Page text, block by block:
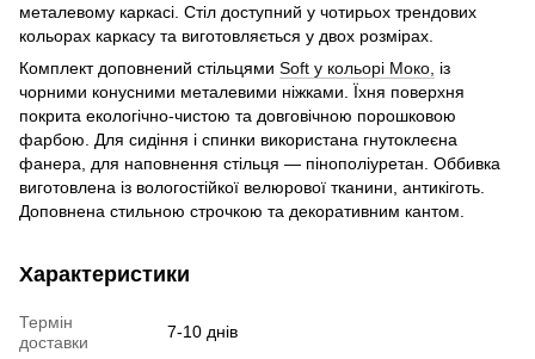
металевому каркасі. Стіл доступний у чотирьох трендових
кольорах каркасу та виготовляється у двох розмірах.
Комплект доповнений стільцями Soft у кольорі Моко із
чорними конусними металевими ніжками. Їхня поверхня
покрита екологічно-чистою та довговічною порошковою
фарбою. Для сидіння і спинки використана гнутоклеєна
фанера, для наповнення стільця — пінополіуретан. Оббивка
виготовлена із вологостійкої велюрової тканини, антикіготь.
Доповнена стильною строчкою та декоративним кантом.
Характеристики
Термін
доставки
7-10 днів